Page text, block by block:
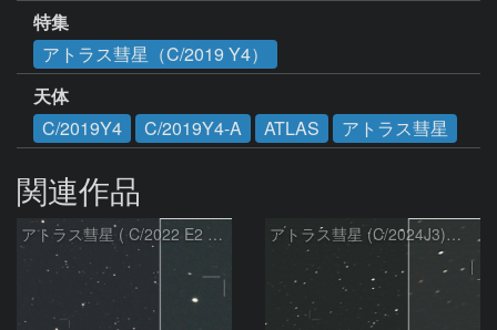
特集
アトラス彗星（C/2019 Y4）
天体
C/2019Y4
C/2019Y4-A ATLAS アトラス彗星
関連作品
アトラス彗星 ( C/2022 E2 )：2026/07/27 アトラス彗星 (C/2024J3)：2026/07/26